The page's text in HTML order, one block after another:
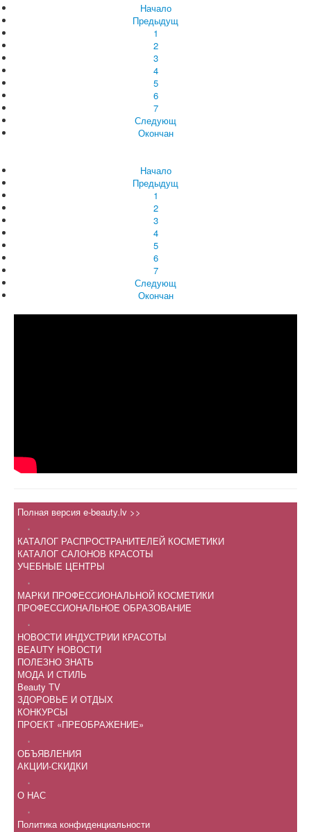
Начало
Предыдущ
1
2
3
4
5
6
7
Следующ
Окончан
Начало
Предыдущ
1
2
3
4
5
6
7
Следующ
Окончан
Полная версия e-beauty.lv >>
.
КАТАЛОГ РАСПРОСТРАНИТЕЛЕЙ КОСМЕТИКИ
КАТАЛОГ САЛОНОВ КРАСОТЫ
УЧЕБНЫЕ ЦЕНТРЫ
.
МАРКИ ПРОФЕССИОНАЛЬНОЙ КОСМЕТИКИ
ПРОФЕССИОНАЛЬНОЕ ОБРАЗОВАНИЕ
.
НОВОСТИ ИНДУСТРИИ КРАСОТЫ
BEAUTY НОВОСТИ
ПОЛЕЗНО ЗНАТЬ
МОДА И СТИЛЬ
Beauty TV
ЗДОРОВЬЕ И ОТДЫХ
КОНКУРСЫ
ПРОЕКТ «ПРЕОБРАЖЕНИЕ»
.
ОБЪЯВЛЕНИЯ
АКЦИИ-СКИДКИ
.
О НАС
.
Политика конфиденциальности